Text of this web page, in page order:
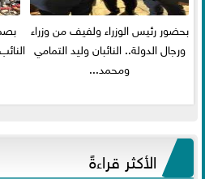
بحضور رئيس الوزراء ولفيف من وزراء
ورجال الدولة.. النائبان وليد التمامي
ومحمد...
الأكثر قراءةً